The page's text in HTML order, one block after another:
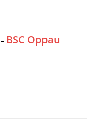
– BSC Oppau